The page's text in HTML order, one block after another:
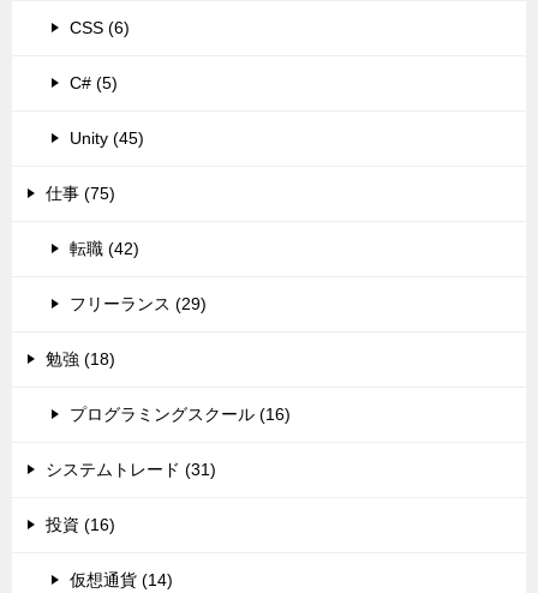
CSS (6)
C# (5)
Unity (45)
仕事 (75)
転職 (42)
フリーランス (29)
勉強 (18)
プログラミングスクール (16)
システムトレード (31)
投資 (16)
仮想通貨 (14)